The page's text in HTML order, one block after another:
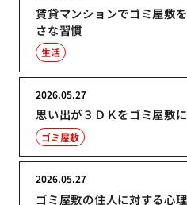
賃貸マンションでゴミ屋敷
さな習慣
生活
思い出が３ＤＫをゴミ屋敷
2026.05.27
ゴミ屋敷
ゴミ屋敷の住人に対する心
2026.05.27